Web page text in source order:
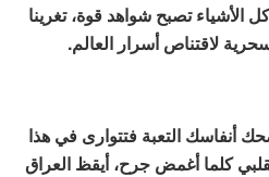
الأشياء تصبح شواهد قوة، تغرينا
لاقتناص أسرار العالم.
أنفاسك التعبة فتتوارى في هذا
كلما أغمض جرح، أيقظ العراق